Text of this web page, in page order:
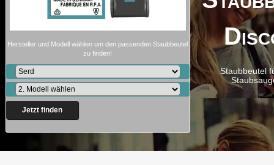
Staubbeutel
Hersteller und Modell wählen um den passenden Staubbeutel
zu finden!
Jetzt finden